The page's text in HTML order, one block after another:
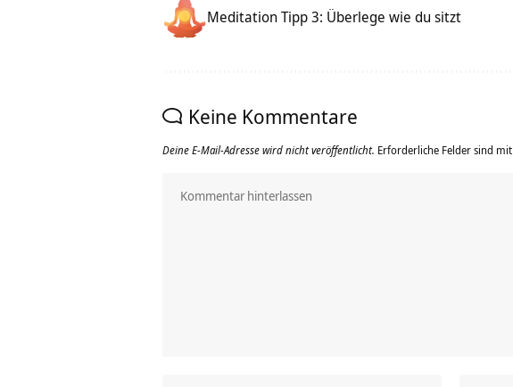
Meditation Tipp 3: Überlege wie du sitzt
Keine Kommentare
Deine E-Mail-Adresse wird nicht veröffentlicht. Erforderliche Felder sind mit